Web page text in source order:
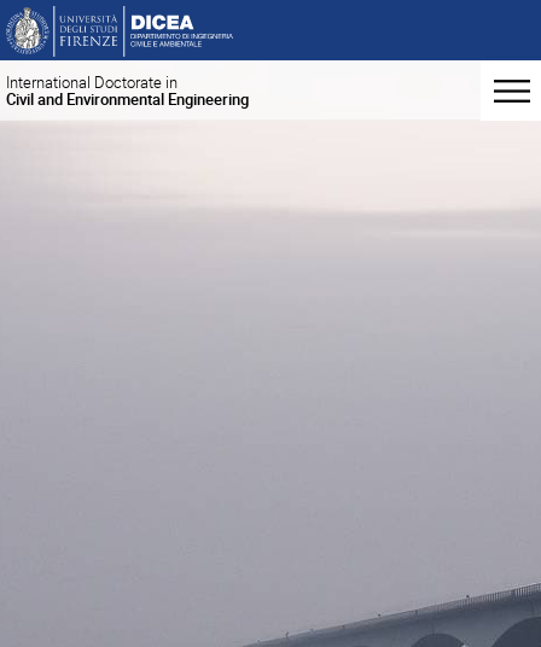
International Doctorate in
Civil and Environmental Engineering